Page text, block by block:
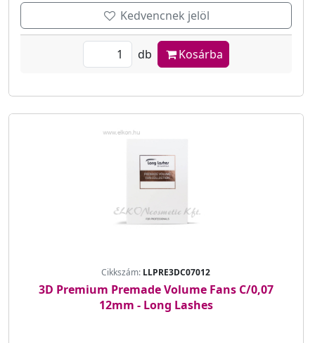
Kedvencnek jelöl
db Kosárba
Cikkszám: LLPRE3DC07012
3D Premium Premade Volume Fans C/0,07
12mm - Long Lashes